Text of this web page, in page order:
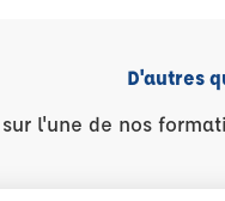
D'autres
l'une de nos